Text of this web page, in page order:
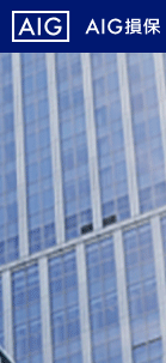
メ
イ
ン
コ
ン
テ
ン
ツ
に
ジ
ャ
ン
こ
こ
か
ら
メ
イ
ン
コ
ン
テ
ン
ツ